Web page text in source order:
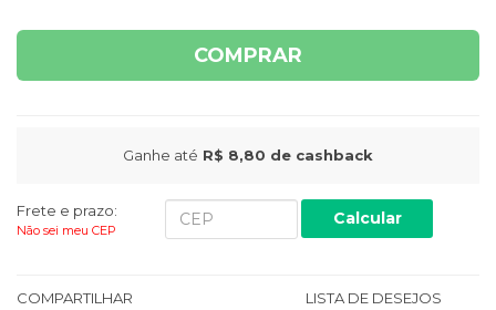
COMPRAR
Ganhe até R$ 8,80 de cashback
Frete e prazo:
Não sei meu CEP
Calcular
COMPARTILHAR LISTA DE DESEJOS